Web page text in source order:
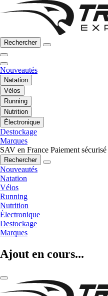
Rechercher
Nouveautés
Natation
Vélos
Running
Nutrition
Électronique
Destockage
Marques
SAV en France Paiement sécurisé
Rechercher
Nouveautés
Natation
Vélos
Running
Nutrition
Électronique
Destockage
Marques
Ajout en cours...